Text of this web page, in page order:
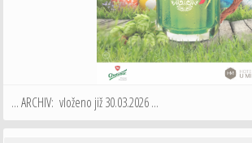
... ARCHIV: vloženo již 30.03.2026 ...